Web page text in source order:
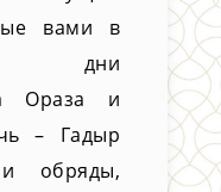
вами в
дни
Ораза и
– Гадыр
обряды,